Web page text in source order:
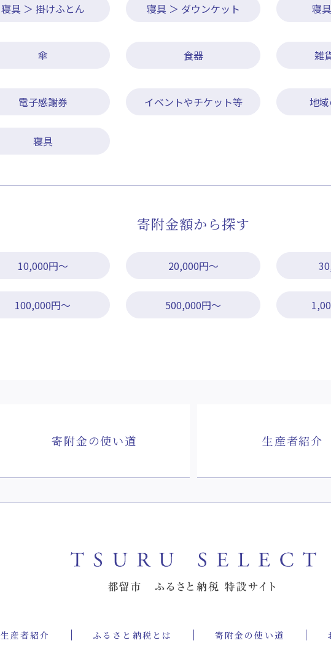
寝具 ＞ 掛けふとん 寝具 ＞ ダウンケット 寝
傘 食器 雑
電子感謝券 イベントやチケット等 地
寝具
寄附金額から探す
10,000円～ 20,000円～
100,000円～ 500,000円～
寄附金の使い道 生産者紹介
生産者紹介 ふるさと納税とは 寄附金の使い道